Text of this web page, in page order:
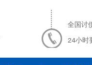
全国讨
24小时